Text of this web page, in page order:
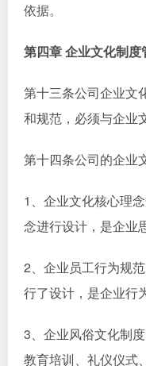
依据。
第四章 企业文化制度
第十三条公司企业文
和规范，必须与企业
第十四条公司的企业
1、企业文化核心理
念进行设计，是企业
2、企业员工行为规
行了设计，是企业行
3、企业风俗文化制
教育培训、礼仪仪式